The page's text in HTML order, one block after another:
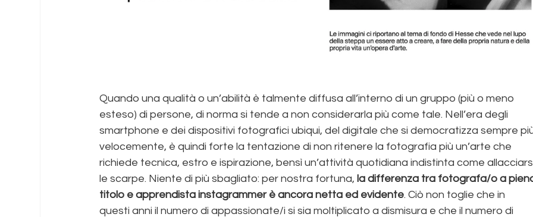
Quando una qualità o un’abilità è talmente diffusa all’interno di un gruppo (più o meno
esteso) di persone, di norma si tende a non considerarla più come tale. Nell’era degli
smartphone e dei dispositivi fotografici ubiqui, del digitale che si democratizza sempre
velocemente, è quindi forte la tentazione di non ritenere la fotografia più un’arte che
richiede tecnica, estro e ispirazione, bensì un’attività quotidiana indistinta come
le scarpe. Niente di più sbagliato: per nostra fortuna, la differenza tra fotografa/o a
titolo e apprendista instagrammer è ancora netta ed evidente. Ciò non toglie che in
questi anni il numero di appassionate/i si sia moltiplicato a dismisura e che il numero di